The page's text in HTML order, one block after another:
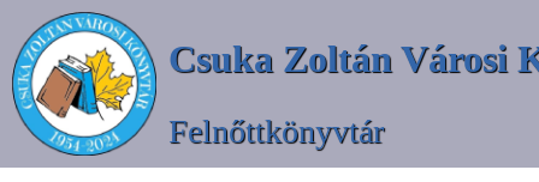
Csuka Zoltán Városi
Felnőttkönyvtár